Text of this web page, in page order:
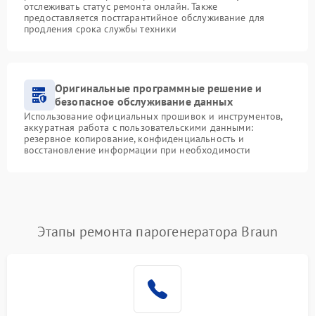
отслеживать статус ремонта онлайн. Также
предоставляется постгарантийное обслуживание для
продления срока службы техники
Оригинальные программные решение и
безопасное обслуживание данных
Использование официальных прошивок и инструментов,
аккуратная работа с пользовательскими данными:
резервное копирование, конфиденциальность и
восстановление информации при необходимости
Этапы ремонта парогенератора Braun